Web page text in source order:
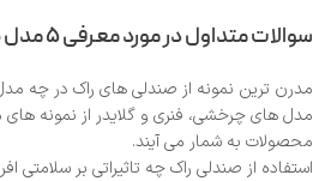
سوالات متداول در مورد معرفی ۵ مدل صندلی راکر یا گهواره ای
مدرن ترین نمونه از صندلی های راک در چه
مدل های چرخشی، فنری و گلایدر از نمونه
محصولات به شمار می آیند.
استفاده از صندلی راک چه تاثیراتی بر سلامتی